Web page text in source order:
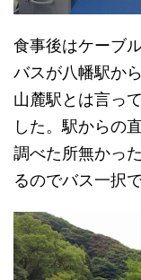
食事後はケーブ
バスが八幡駅か
山麓駅とは言っ
した。駅からの
調べた所無かっ
るのでバス一択